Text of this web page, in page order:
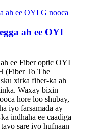
ah ee OYI
ee Fiber optic OYI
(Fiber To The
xirka fiber-ka ah
Waxay bixin
hore loo shubay,
iyo farsamada ay
indhaha ee caadiga
sare iyo hufnaan